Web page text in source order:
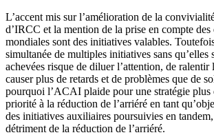
L’accent mis sur l’amélioration de la
d’IRCC et la mention de la prise en compte des
mondiales sont des initiatives valables.
simultanée de multiples initiatives sans qu’elles
achevées risque de diluer l’attention, de ralentir
causer plus de retards et de problèmes que de
pourquoi l’ACAI plaide pour une stratégie plus
priorité à la réduction de l’arriéré en tant
des initiatives auxiliaires poursuivies en
détriment de la réduction de l’arriéré.